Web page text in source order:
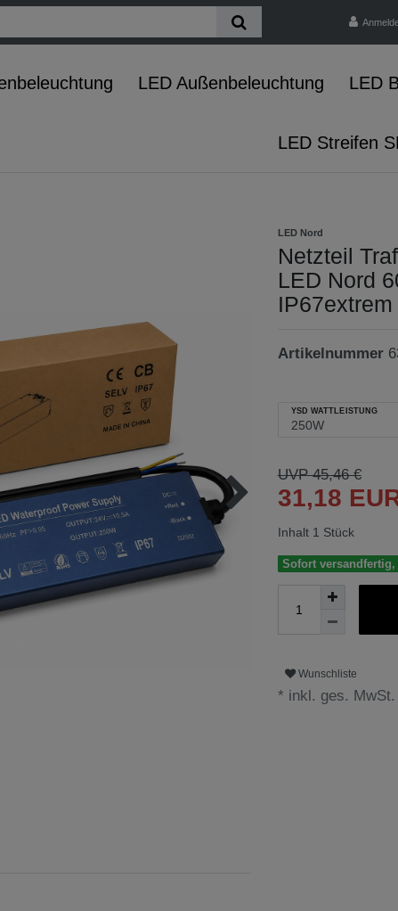
LED Außenbeleuchtung LED
LED Streifen
LED Nord
Netzteil
LED Nord
Artikelnummer
YSD WATTLEISTUNG
UVP 45,46 €
31,18
Inhalt 1 Stück
Sofort versandfertig,
Wunschliste
* inkl. ges. MwSt.